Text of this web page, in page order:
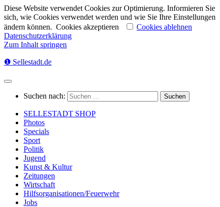
Diese Website verwendet Cookies zur Optimierung. Informieren Sie
sich, wie Cookies verwendet werden und wie Sie Ihre Einstellungen
ändern können. Cookies akzeptieren
Cookies ablehnen
Datenschutzerklärung
Zum Inhalt springen
❶ Sellestadt.de
Suchen nach:
SELLESTADT SHOP
Photos
Specials
Sport
Politik
Jugend
Kunst & Kultur
Zeitungen
Wirtschaft
Hilfsorganisationen/Feuerwehr
Jobs